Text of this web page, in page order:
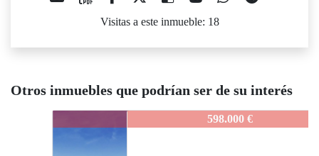
Visitas a este inmueble: 18
Otros inmuebles que podrían ser de su interés